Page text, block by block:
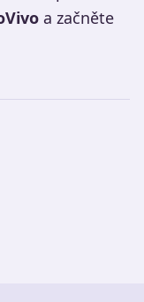
a začněte